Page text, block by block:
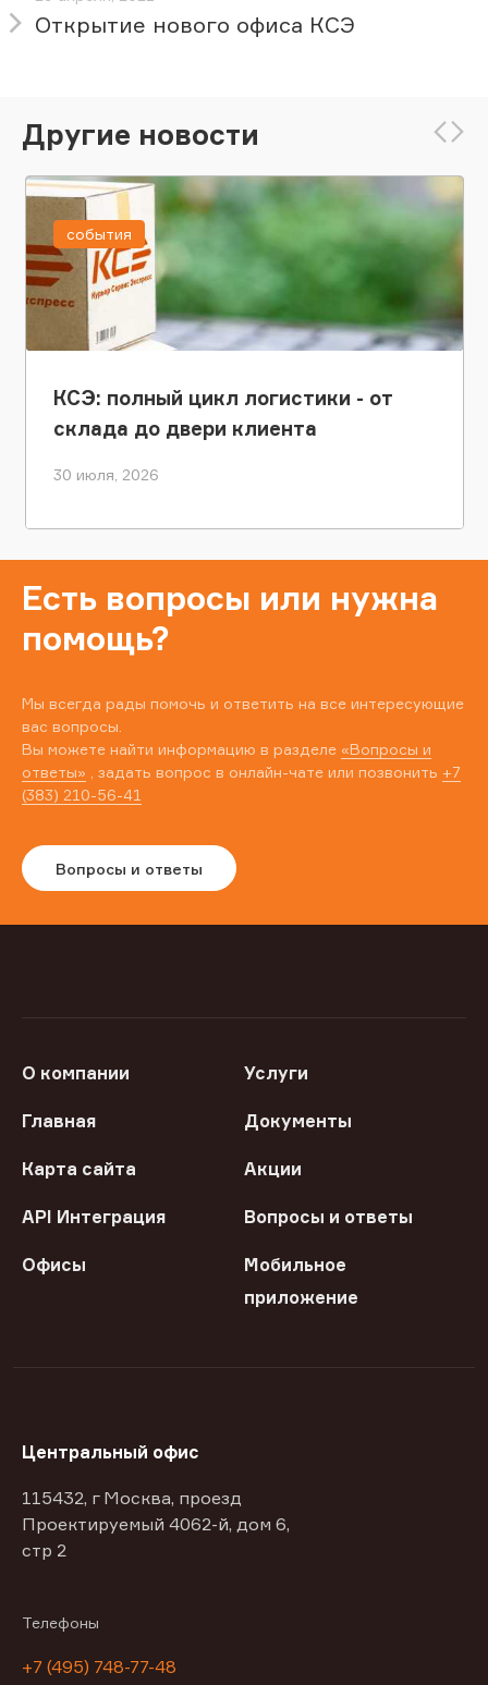
Открытие нового офиса КСЭ
Другие новости
КСЭ: полный цикл логистики - от
склада до двери клиента
30 июля, 2026
события
Есть вопросы или нужна
помощь?
Мы всегда рады помочь и ответить на все интересующие
вас вопросы.
Вы можете найти информацию в разделе «Вопросы и
ответы» , задать вопрос в онлайн-чате или позвонить +7
(383) 210-56-41
Вопросы и ответы
О компании Услуги
Главная Документы
Карта сайта Акции
API Интеграция Вопросы и ответы
Офисы
Мобильное
приложение
Центральный офис
115432, г Москва, проезд
Проектируемый 4062-й, дом 6,
стр 2
Телефоны
+7 (495) 748-77-48